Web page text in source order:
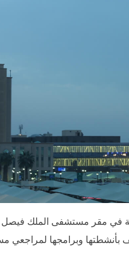
في مقر مستشفى الملك
بأنشطتها وبرامجها